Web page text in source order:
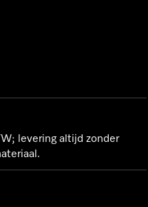
levering altijd zonder